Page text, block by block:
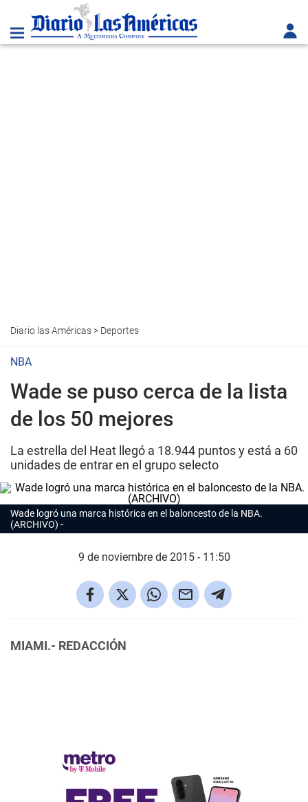
Diario las Américas> Deportes
NBA
Wade se puso cerca de la lista
de los 50 mejores
La estrella del Heat llegó a 18.944 puntos y está a 60
unidades de entrar en el grupo selecto
Wade logró una marca histórica en el baloncesto de la NBA.
(ARCHIVO)
9 de noviembre de 2015 - 11:50
MIAMI.- REDACCIÓN